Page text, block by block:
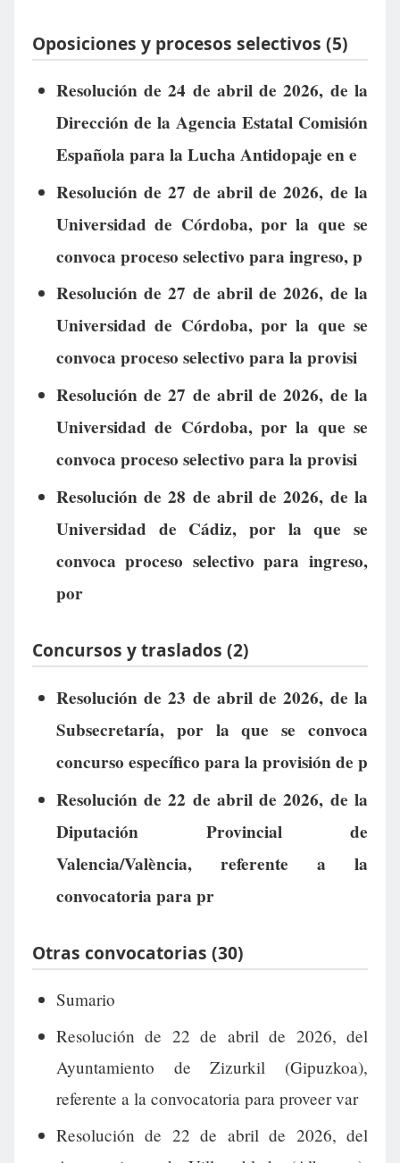
Oposiciones y procesos selectivos (5)
Resolución de 24 de abril de 2026, de la
Dirección de la Agencia Estatal Comisión
Española para la Lucha Antidopaje en e
Resolución de 27 de abril de 2026, de la
Universidad de Córdoba, por la que se
convoca proceso selectivo para ingreso, p
Resolución de 27 de abril de 2026, de la
Universidad de Córdoba, por la que se
convoca proceso selectivo para la provisi
Resolución de 27 de abril de 2026, de la
Universidad de Córdoba, por la que se
convoca proceso selectivo para la provisi
Resolución de 28 de abril de 2026, de la
Universidad de Cádiz, por la que se
convoca proceso selectivo para ingreso,
por
Concursos y traslados (2)
Resolución de 23 de abril de 2026, de la
Subsecretaría, por la que se convoca
concurso específico para la provisión de p
Resolución de 22 de abril de 2026, de la
Diputación Provincial de
Valencia/València, referente a la
convocatoria para pr
Otras convocatorias (30)
Sumario
Resolución de 22 de abril de 2026, del
Ayuntamiento de Zizurkil (Gipuzkoa),
referente a la convocatoria para proveer var
Resolución de 22 de abril de 2026, del